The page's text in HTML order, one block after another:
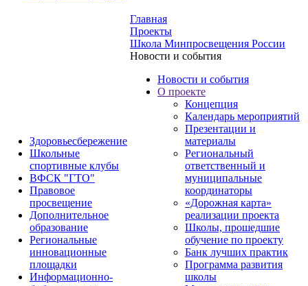
Здоровьесбережение
Школьные
спортивные клубы
ВФСК "ГТО"
Правовое
просвещение
Дополнительное
образование
Региональные
инновационные
площадки
Информационно-
Главная
Проекты
Школа Минпросвещения России
Новости и события
Новости и события
О проекте
Концепция
Календарь мероприятий
Презентации и
материалы
Региональный
ответственный и
муниципальные
координаторы
«Дорожная карта»
реализации проекта
Школы, прошедшие
обучение по проекту
Банк лучших практик
Программа развития
школы